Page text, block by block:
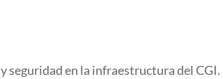
seguridad en la infraestructura del CGI.